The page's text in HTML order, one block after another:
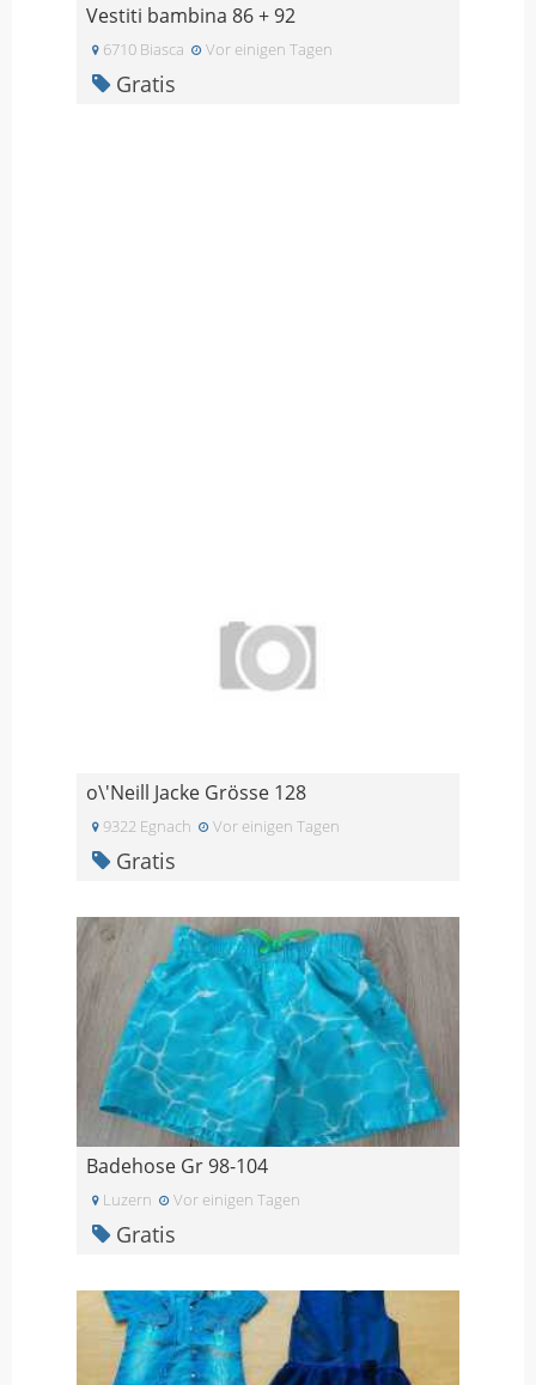
Vestiti bambina 86 + 92
6710 Biasca Vor einigen Tagen
Gratis
o\'Neill Jacke Grösse 128
9322 Egnach Vor einigen Tagen
Gratis
Badehose Gr 98-104
Luzern Vor einigen Tagen
Gratis